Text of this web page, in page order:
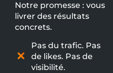
Notre promesse : vous
livrer des résultats
concrets.
Pas du trafic. Pas
de likes. Pas de
visibilité.